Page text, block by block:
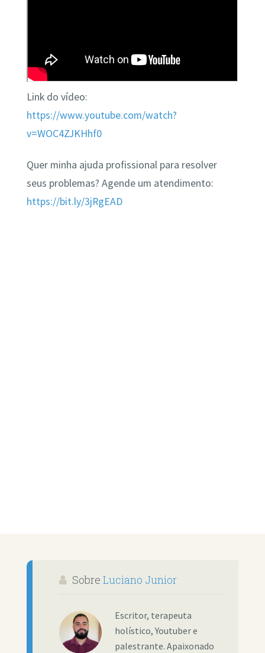
Link do vídeo:
https://www.youtube.com/watch?
v=WOC4ZJKHhf0
Quer minha ajuda profissional para resolver
seus problemas? Agende um atendimento:
https://bit.ly/3jRgEAD
Sobre Luciano Junior
Escritor, terapeuta
holístico, Youtuber e
palestrante. Apaixonado